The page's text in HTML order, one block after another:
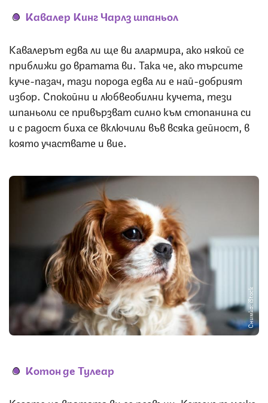
Кавалер Кинг Чарлз шпаньол
Кавалерът едва ли ще ви алармира, ако някой се
приближи до вратата ви. Така че, ако търсите
куче-пазач, тази порода едва ли е най-добрият
избор. Спокойни и любвеобилни кучета, тези
шпаньоли се привързват силно към стопанина си
и с радост биха се включили във всяка дейност, в
която участвате и вие.
Снимка: iStock
Котон де Тулеар